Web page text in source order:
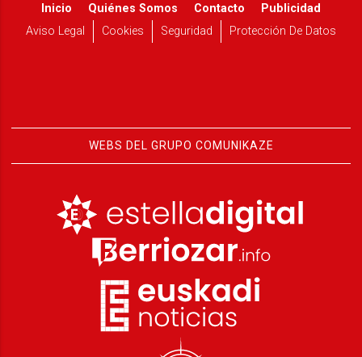
Inicio Quiénes Somos Contacto
Publicidad
Aviso Legal
Cookies Seguridad Protección De Datos
WEBS DEL GRUPO COMUNIKAZE